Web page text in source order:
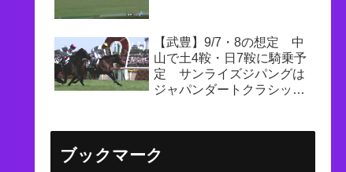
【武豊】9/7・8の想定 中
山で土4鞍・日7鞍に騎乗予
定 サンライズジパングは
ジャパンダートクラシック
ブックマーク